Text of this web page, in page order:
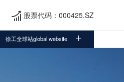
 股票代码：000425.SZ
徐工全球站global website 